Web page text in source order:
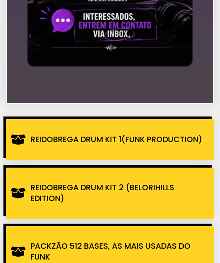
REIDOBREGA DRUM KIT 1(FUNK PRODUCTION)
REIDOBREGA DRUM KIT 2 (BELORIHILLS
EDITION)
PACKZÃO 512 BASES, AS MAIS USADAS DO
FUNK